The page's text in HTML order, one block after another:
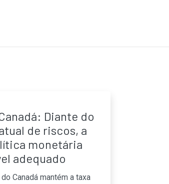
Diante do
de riscos, a
monetária
adequado
Canadá mantém a taxa